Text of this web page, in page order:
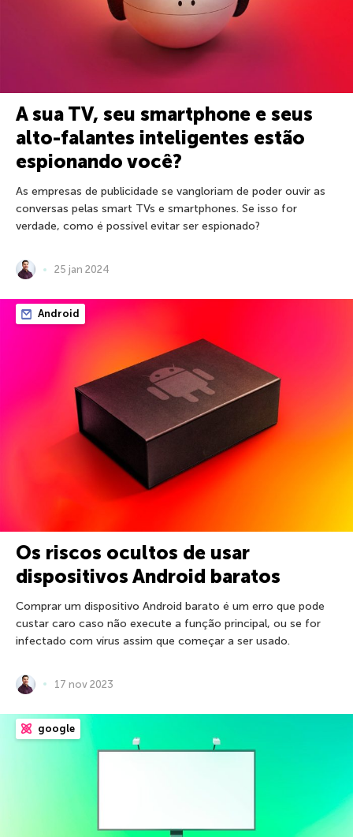
A sua TV, seu smartphone e seus
alto-falantes inteligentes estão
espionando você?
As empresas de publicidade se vangloriam de poder ouvir as
conversas pelas smart TVs e smartphones. Se isso for
verdade, como é possível evitar ser espionado?
25 jan 2024
Android
Os riscos ocultos de usar
dispositivos Android baratos
Comprar um dispositivo Android barato é um erro que pode
custar caro caso não execute a função principal, ou se for
infectado com vírus assim que começar a ser usado.
17 nov 2023
google